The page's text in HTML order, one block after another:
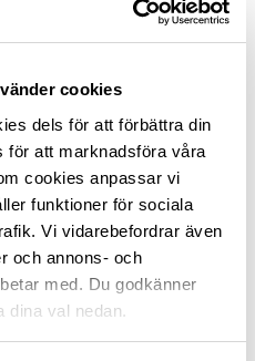
cookies
dels för att förbättra din
för att marknadsföra våra
cookies anpassar vi
funktioner för sociala
Vi vidarebefordrar även
och annons- och
med. Du godkänner
dina val nedan.
M centralt och kommer
område.
HG Lindgren även
Skyltarna
krav och konstaterades
Volvo